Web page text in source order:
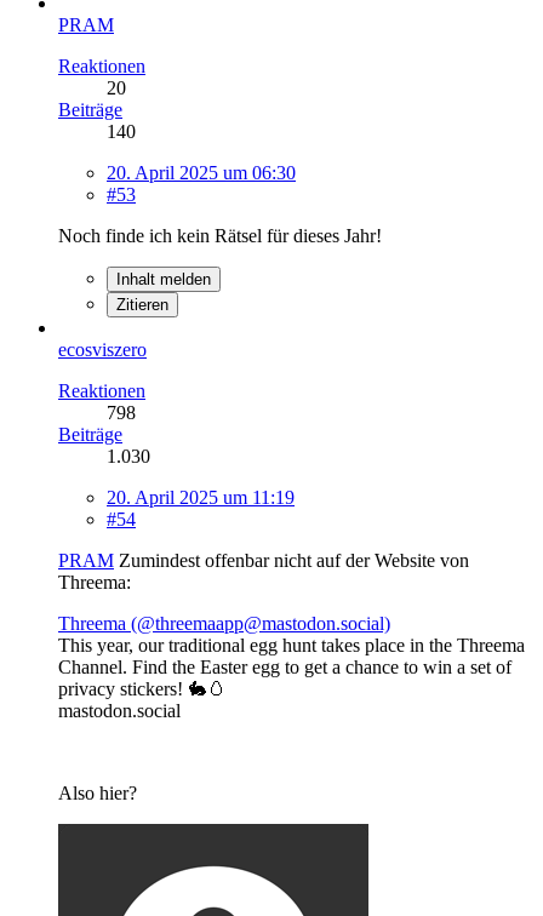
PRAM
Reaktionen
20
Beiträge
140
20. April 2025 um 06:30
#53
Noch finde ich kein Rätsel für dieses Jahr!
Inhalt melden
Zitieren
ecosviszero
Reaktionen
798
Beiträge
1.030
20. April 2025 um 11:19
#54
PRAM Zumindest offenbar nicht auf der Website von
Threema:
Threema (@threemaapp@mastodon.social)
This year, our traditional egg hunt takes place in the Threema
Channel. Find the Easter egg to get a chance to win a set of
privacy stickers! 🐇🥚
mastodon.social
Also hier?